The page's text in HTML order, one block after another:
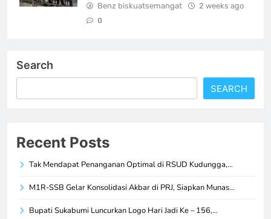
Benz biskuatsemangat 2 weeks ago
0
Search
SEARCH
Recent Posts
Tak Mendapat Penanganan Optimal di RSUD Kudungga,…
M1R-SSB Gelar Konsolidasi Akbar di PRJ, Siapkan Munas…
Bupati Sukabumi Luncurkan Logo Hari Jadi Ke – 156,…